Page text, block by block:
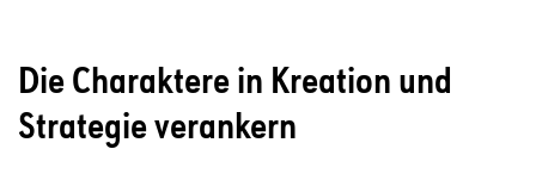
Die Charaktere in Kreation und
Strategie verankern